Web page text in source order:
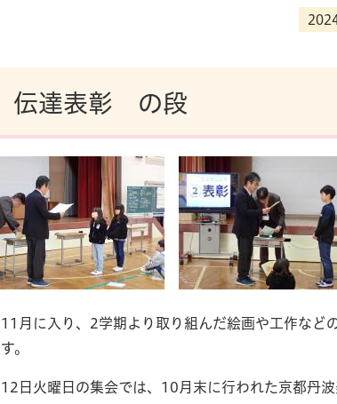
伝達表彰 の段
月に入り、2学期より取り組んだ絵画や工作など
。
日火曜日の集会では、10月末に行われた京都丹